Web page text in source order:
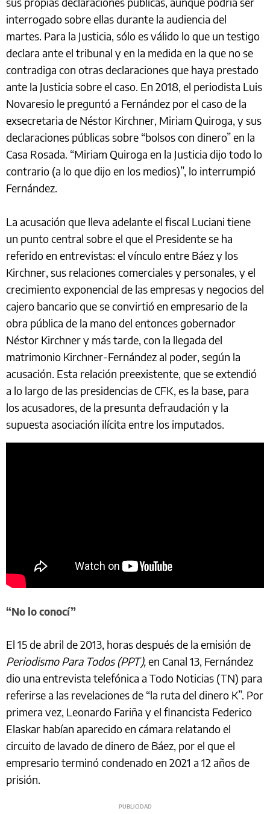
interrogado sobre ellas durante la audiencia del
martes. Para la Justicia, sólo es válido lo que un testigo
declara ante el tribunal y en la medida en la que no se
contradiga con otras declaraciones que haya prestado
ante la Justicia sobre el caso. En 2018, el periodista Luis
Novaresio le preguntó a Fernández por el caso de la
exsecretaria de Néstor Kirchner, Miriam Quiroga, y sus
declaraciones públicas sobre “bolsos con dinero” en la
Casa Rosada. “Miriam Quiroga en la Justicia dijo todo lo
contrario (a lo que dijo en los medios)”, lo interrumpió
Fernández.
La acusación que lleva adelante el fiscal Luciani tiene
un punto central sobre el que el Presidente se ha
referido en entrevistas: el vínculo entre Báez y los
Kirchner, sus relaciones comerciales y personales, y el
crecimiento exponencial de las empresas y negocios del
cajero bancario que se convirtió en empresario de la
obra pública de la mano del entonces gobernador
Néstor Kirchner y más tarde, con la llegada del
matrimonio Kirchner-Fernández al poder, según la
acusación. Esta relación preexistente, que se extendió
a lo largo de las presidencias de CFK, es la base, para
los acusadores, de la presunta defraudación y la
supuesta asociación ilícita entre los imputados.
“No lo conocí”
El 15 de abril de 2013, horas después de la emisión de
Periodismo Para Todos (PPT),en Canal 13, Fernández
dio una entrevista telefónica a Todo Noticias (TN) para
referirse a las revelaciones de “la ruta del dinero K”. Por
primera vez, Leonardo Fariña y el financista Federico
Elaskar habían aparecido en cámara relatando el
circuito de lavado de dinero de Báez, por el que el
empresario terminó condenado en 2021 a 12 años de
prisión.